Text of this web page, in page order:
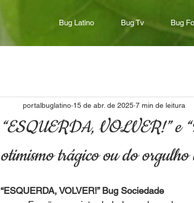
Bug Latino Bug Tv Bug
“ESQUERDA, VOLVER!” e
otimismo trágico ou do orgulho
portalbuglatino 15 de abr. de 2025 7 min de leitura
“ESQUERDA, VOLVER!” Bug Sociedade